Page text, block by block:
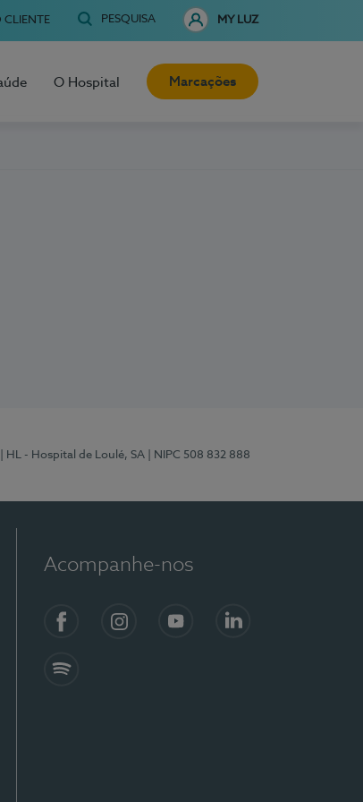
PESQUISA MY LUZ
O Hospital Marcações
| HL - Hospital de Loulé, SA | NIPC 508 832 888
Acompanhe-nos